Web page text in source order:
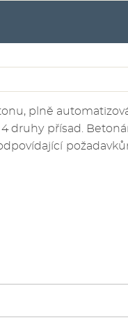
plně
druhy přísad.